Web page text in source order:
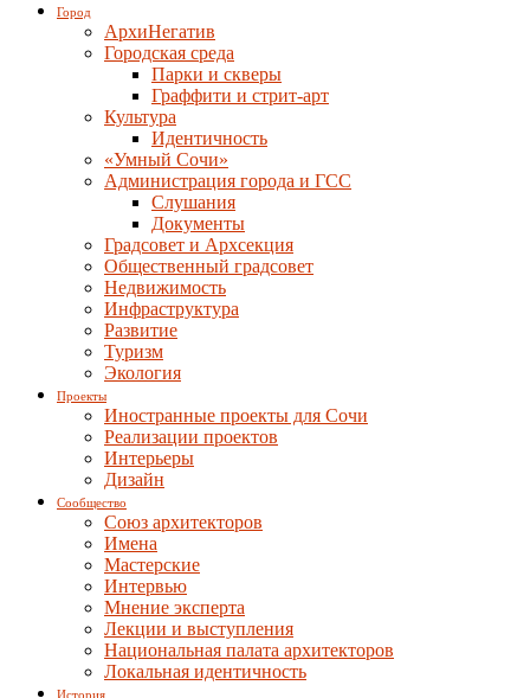
Город
АрхиНегатив
Городская среда
Парки и скверы
Граффити и стрит-арт
Культура
Идентичность
«Умный Сочи»
Администрация города и ГСС
Слушания
Документы
Градсовет и Архсекция
Общественный градсовет
Недвижимость
Инфраструктура
Развитие
Туризм
Экология
Проекты
Иностранные проекты для Сочи
Реализации проектов
Интерьеры
Дизайн
Сообщество
Союз архитекторов
Имена
Мастерские
Интервью
Мнение эксперта
Лекции и выступления
Национальная палата архитекторов
Локальная идентичность
История